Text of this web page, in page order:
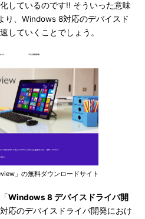
しているのです!! そういった意味
り、Windows 8対応のデバイスド
していくことでしょう。
」の無料ダウンロードサイト
Windows 8 デバイスドライバ開
応のデバイスドライバ開発におけ